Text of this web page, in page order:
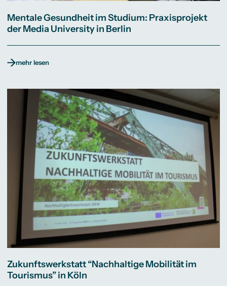
Mentale Gesundheit im Studium: Praxisprojekt
der Media University in Berlin
mehr lesen
Zukunftswerkstatt “Nachhaltige Mobilität im
Tourismus” in Köln